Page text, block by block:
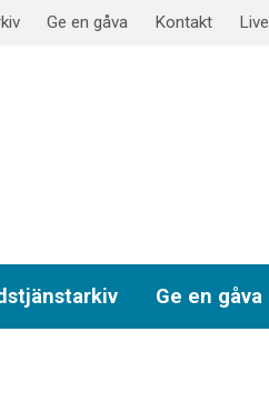
Ge en gåva Kontakt Live
Ge en gåva